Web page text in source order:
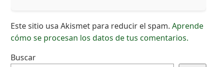
Este sitio usa Akismet para reducir el spam.Aprende
cómo se procesan los datos de tus comentarios.
Buscar